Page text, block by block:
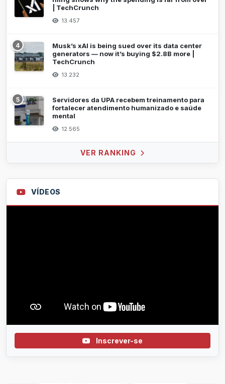
| TechCrunch
13.457
4
Musk’s xAI is being sued over its data center
generators — now it’s buying $2.8B more |
TechCrunch
13.232
5
Servidores da UPA recebem treinamento para
fortalecer atendimento humanizado e saúde
mental
12.565
VER RANKING
VÍDEOS
Inscrever-se